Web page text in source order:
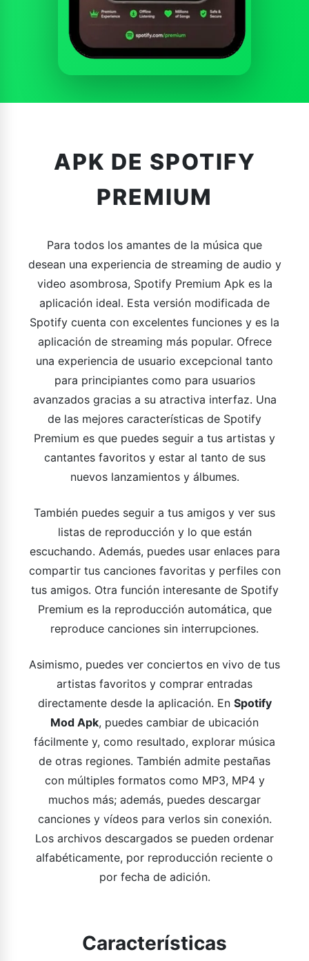
APK DE SPOTIFY
PREMIUM
Para todos los amantes de la música que
desean una experiencia de streaming de audio y
video asombrosa, Spotify Premium Apk es la
aplicación ideal. Esta versión modificada de
Spotify cuenta con excelentes funciones y es la
aplicación de streaming más popular. Ofrece
una experiencia de usuario excepcional tanto
para principiantes como para usuarios
avanzados gracias a su atractiva interfaz. Una
de las mejores características de Spotify
Premium es que puedes seguir a tus artistas y
cantantes favoritos y estar al tanto de sus
nuevos lanzamientos y álbumes.
También puedes seguir a tus amigos y ver sus
listas de reproducción y lo que están
escuchando. Además, puedes usar enlaces para
compartir tus canciones favoritas y perfiles con
tus amigos. Otra función interesante de Spotify
Premium es la reproducción automática, que
reproduce canciones sin interrupciones.
Asimismo, puedes ver conciertos en vivo de tus
artistas favoritos y comprar entradas
directamente desde la aplicación. En Spotify
Mod Apk, puedes cambiar de ubicación
fácilmente y, como resultado, explorar música
de otras regiones. También admite pestañas
con múltiples formatos como MP3, MP4 y
muchos más; además, puedes descargar
canciones y vídeos para verlos sin conexión.
Los archivos descargados se pueden ordenar
alfabéticamente, por reproducción reciente o
por fecha de adición.
Características